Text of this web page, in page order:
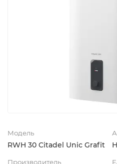
Модель
RWH 30 Citadel Unic Grafit
Производитель